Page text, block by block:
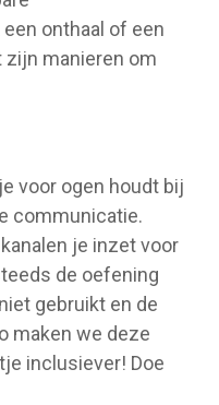
onthaal of een
manieren om
voor ogen houdt bij
communicatie.
je inzet voor
de oefening
gebruikt en de
maken we deze
inclusiever! Doe